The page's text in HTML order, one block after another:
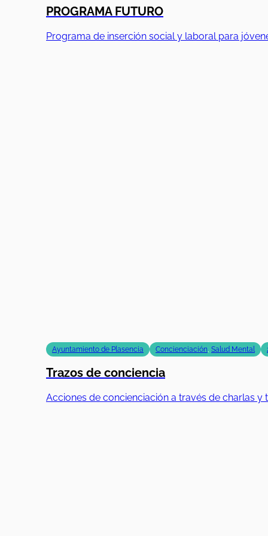
PROGRAMA FUTURO
Programa de inserción social y laboral para
Ayuntamiento de Plasencia Concienciación, Salud Mental
Trazos de conciencia
Acciones de concienciación a través de charlas